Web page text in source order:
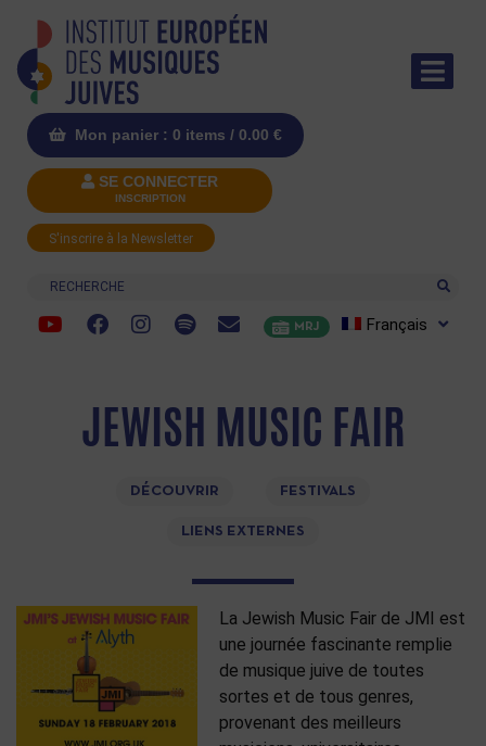
Mon panier : 0 items / 0.00 €
SE CONNECTER
INSCRIPTION
S'inscrire à la Newsletter
Recherche
MRJ Français
JEWISH MUSIC FAIR
DÉCOUVRIR FESTIVALS
LIENS EXTERNES
La Jewish Music Fair de JMI est
une journée fascinante remplie
de musique juive de toutes
sortes et de tous genres,
provenant des meilleurs